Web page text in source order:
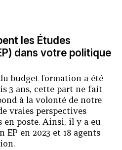
les Études
dans votre politique
budget formation a été
3 ans, cette part ne fait
à la volonté de notre
vraies perspectives
en poste. Ainsi, il y a eu
EP en 2023 et 18 agents